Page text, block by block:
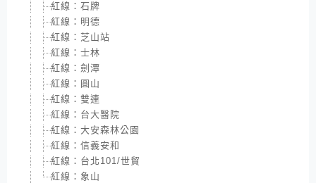
紅線：石牌
紅線：明德
紅線：芝山站
紅線：士林
紅線：劍潭
紅線：圓山
紅線：雙連
紅線：台大醫院
紅線：大安森林公園
紅線：信義安和
紅線：台北101/世貿
紅線：象山